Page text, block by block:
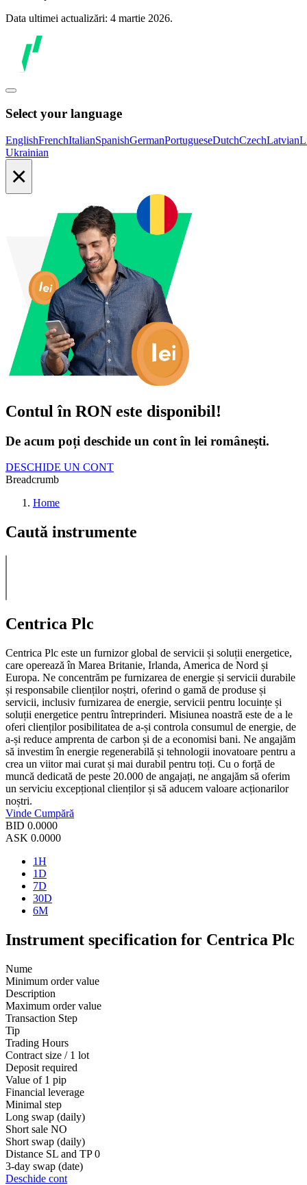
Data ultimei actualizări: 4 martie 2026.
Select your language
EnglishFrenchItalianSpanishGermanPortugueseDutchCzechLatvian
Ukrainian
×
Contul în RON este disponibil!
De acum poți deschide un cont în lei românești.
DESCHIDE UN CONT
Breadcrumb
Home
Caută instrumente
Centrica Plc
Centrica Plc este un furnizor global de servicii și soluții energetice,
care operează în Marea Britanie, Irlanda, America de Nord și
Europa. Ne concentrăm pe furnizarea de energie și servicii durabile
și responsabile clienților noștri, oferind o gamă de produse și
servicii, inclusiv furnizarea de energie, servicii pentru locuințe și
soluții energetice pentru întreprinderi. Misiunea noastră este de a le
oferi clienților posibilitatea de a-și controla consumul de energie, de
a-și reduce amprenta de carbon și de a economisi bani. Ne angajăm
să investim în energie regenerabilă și tehnologii inovatoare pentru a
crea un viitor mai curat și mai durabil pentru toți. Cu o forță de
muncă dedicată de peste 20.000 de angajați, ne angajăm să oferim
un serviciu excepțional clienților și să aducem valoare acționarilor
noștri.
Vinde Cumpără
BID 0.0000
ASK 0.0000
1H
1D
7D
30D
6M
Instrument specification for Centrica Plc
Nume
Minimum order value
Description
Maximum order value
Transaction Step
Tip
Trading Hours
Contract size / 1 lot
Deposit required
Value of 1 pip
Financial leverage
Minimal step
Long swap (daily)
Short sale NO
Short swap (daily)
Distance SL and TP 0
3-day swap (date)
Deschide cont